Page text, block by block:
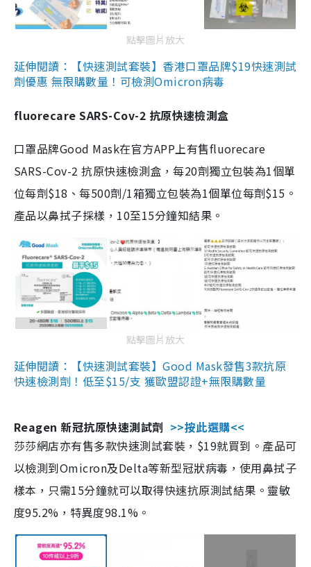
點擊圖片放大
延伸閱讀：【快速測試套裝】香港口罩品牌$19快速測試
劑優惠 無限購數量！可檢測Omicron病毒
fluorecare SARS-Cov-2 抗原快速檢測盒
口罩品牌Good Mask在官方APP上有售fluorecare
SARS-Cov-2 抗原快速檢測盒，每20劑獨立包裝為1個單
位每劑$18、每500劑/1箱獨立包裝為1個單位每劑$15。
產品以鼻拭子採樣，10至15分鐘知結果。
點擊圖片放大
延伸閱讀：【快速測試套裝】Good Mask發售3款抗原
快速檢測劑！低至$15/支 獲歐盟認證+無限購數量
Reagen 新冠抗原快速測試劑 >>按此選購<<
莎莎網店亦有售多款快速測試套裝，$19就買到。產品可
以檢測到Omicron及Delta等新型冠狀病毒，使用鼻拭子
樣本，只需15分鐘就可以取得快速抗原測試結果。靈敏
度95.2%，特異度98.1%。